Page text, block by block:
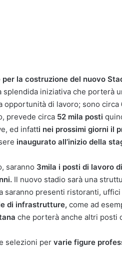
la costruzione del nuovo
splendida iniziativa che porterà
opportunità di lavoro; sono circa
prevede circa 52 mila posti
ed infatti nei prossimi giorni il
inaugurato all’inizio della
saranno 3mila i posti di lavoro
Il nuovo stadio sarà una
saranno presenti ristoranti,
di infrastrutture, come ad
che porterà anche altri posti
selezioni per varie figure